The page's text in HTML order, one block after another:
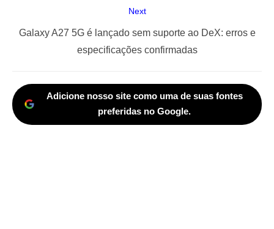
Next
Next
Galaxy A27 5G é lançado sem suporte ao DeX: erros e
especificações confirmadas
Adicione nosso site como uma de suas fontes
preferidas no Google.